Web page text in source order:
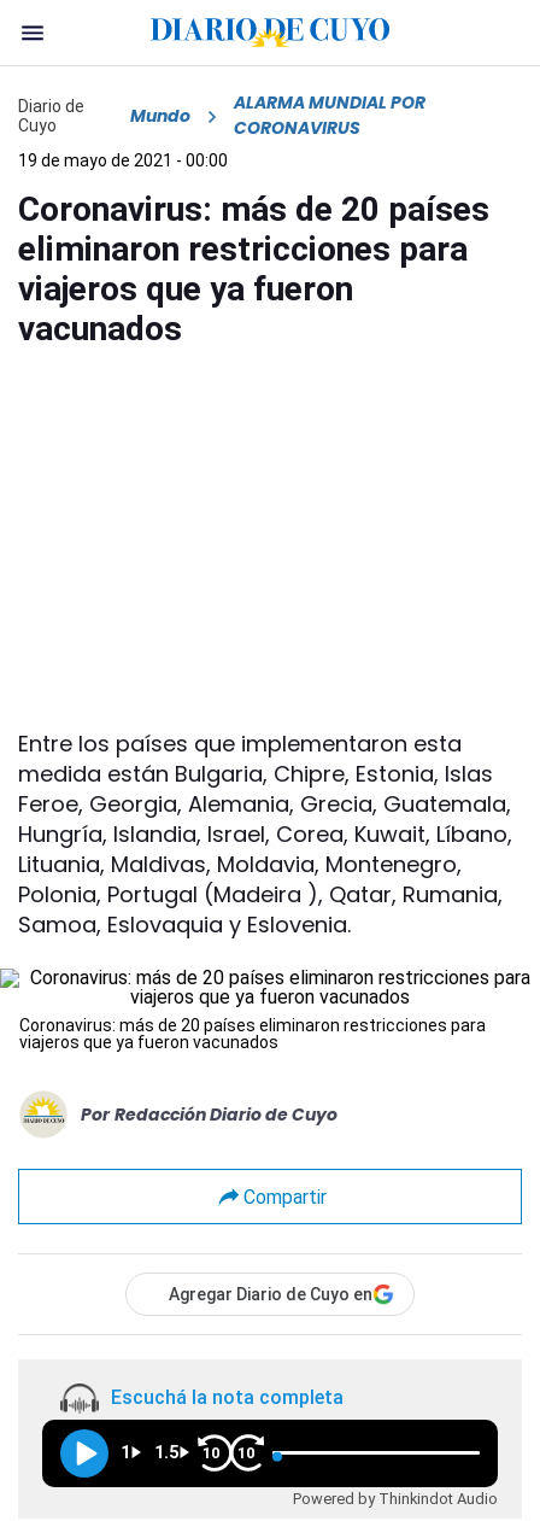
Diario de
Cuyo
Mundo
ALARMA MUNDIAL POR
CORONAVIRUS
19 de mayo de 2021 - 00:00
Coronavirus: más de 20 países
eliminaron restricciones para
viajeros que ya fueron
vacunados
Entre los países que implementaron esta
medida están Bulgaria, Chipre, Estonia, Islas
Feroe, Georgia, Alemania, Grecia, Guatemala,
Hungría, Islandia, Israel, Corea, Kuwait, Líbano,
Lituania, Maldivas, Moldavia, Montenegro,
Polonia, Portugal (Madeira ), Qatar, Rumania,
Samoa, Eslovaquia y Eslovenia.
Coronavirus: más de 20 países eliminaron restricciones para
viajeros que ya fueron vacunados
Por Redacción Diario de Cuyo
Compartir
Agregar Diario de Cuyo en
Escuchá la nota completa
1 1.5 10 10
Powered by Thinkindot Audio